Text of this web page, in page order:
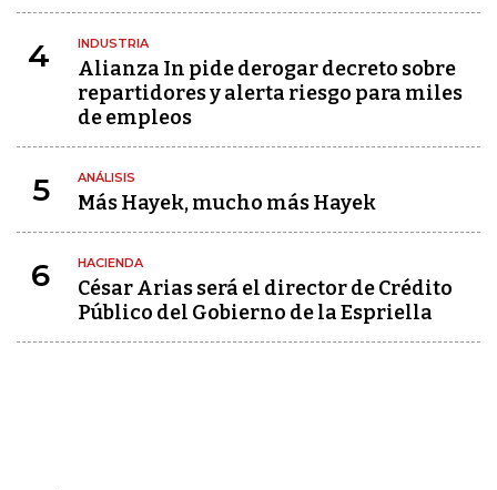
4 INDUSTRIA
Alianza In pide derogar decreto sobre
repartidores y alerta riesgo para miles
de empleos
5 ANÁLISIS
Más Hayek, mucho más Hayek
6 HACIENDA
César Arias será el director de Crédito
Público del Gobierno de la Espriella